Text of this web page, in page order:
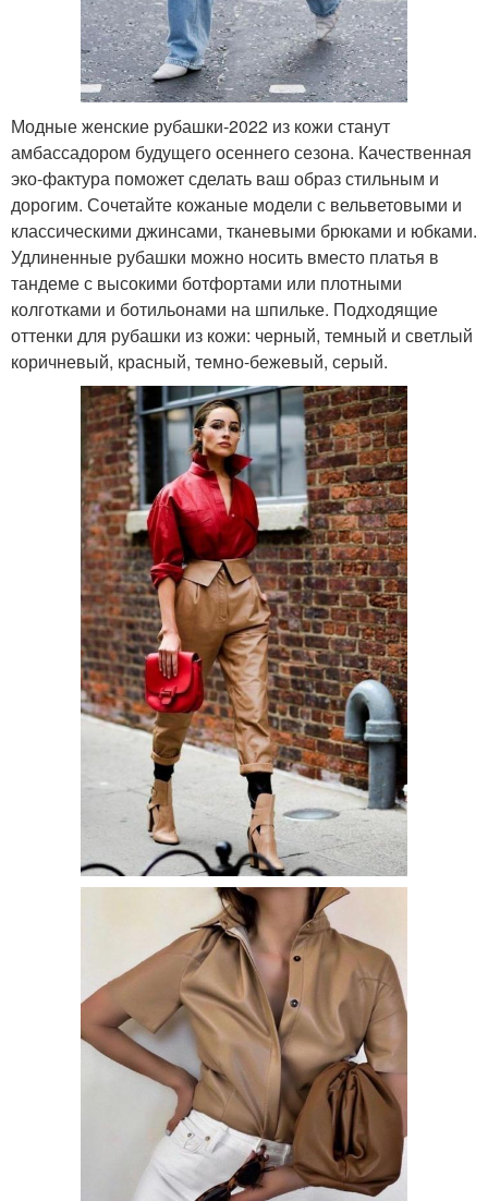
Модные женские рубашки-2022 из кожи станут
амбассадором будущего осеннего сезона. Качественная
эко-фактура поможет сделать ваш образ стильным и
дорогим. Сочетайте кожаные модели с вельветовыми и
классическими джинсами, тканевыми брюками и юбками.
Удлиненные рубашки можно носить вместо платья в
тандеме с высокими ботфортами или плотными
колготками и ботильонами на шпильке. Подходящие
оттенки для рубашки из кожи: черный, темный и светлый
коричневый, красный, темно-бежевый, серый.